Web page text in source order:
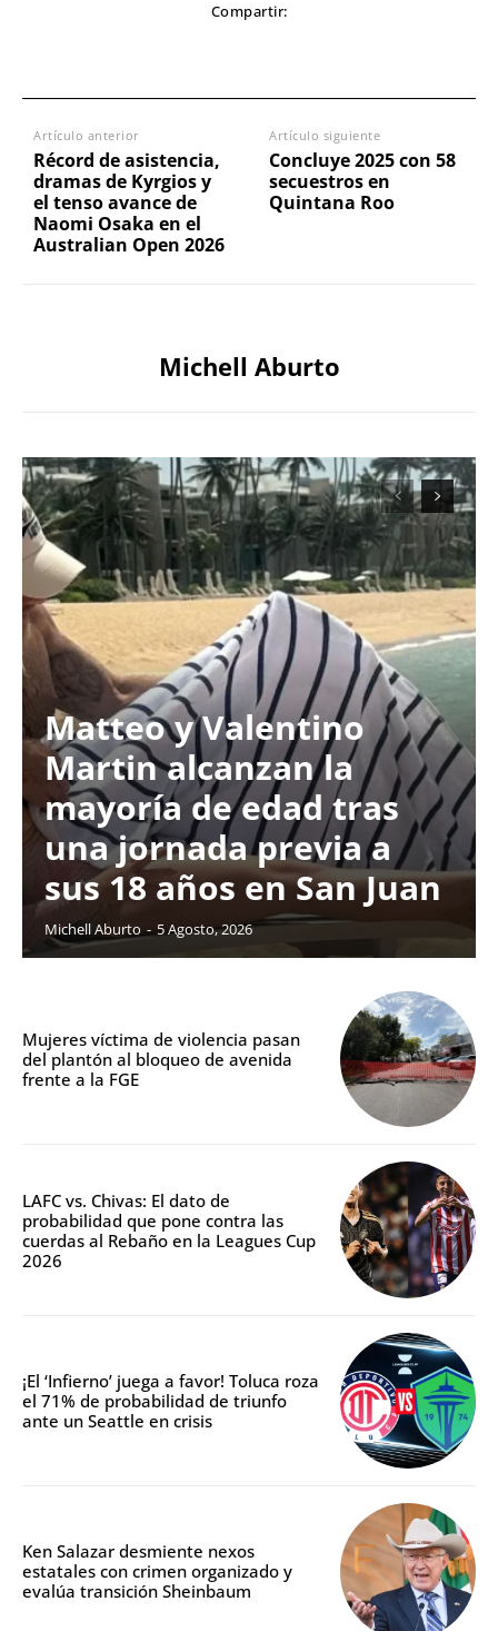
Compartir:
Artículo anterior
Récord de asistencia,
dramas de Kyrgios y
el tenso avance de
Naomi Osaka en el
Australian Open 2026
Artículo siguiente
Concluye 2025 con 58
secuestros en
Quintana Roo
Michell Aburto
Matteo y Valentino
Martin alcanzan la
mayoría de edad tras
una jornada previa a
sus 18 años en San Juan
Michell Aburto - 5 Agosto, 2026
Mujeres víctima de violencia pasan
del plantón al bloqueo de avenida
frente a la FGE
LAFC vs. Chivas: El dato de
probabilidad que pone contra las
cuerdas al Rebaño en la Leagues Cup
2026
¡El ‘Infierno’ juega a favor! Toluca roza
el 71% de probabilidad de triunfo
ante un Seattle en crisis
Ken Salazar desmiente nexos
estatales con crimen organizado y
evalúa transición Sheinbaum